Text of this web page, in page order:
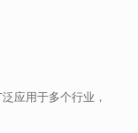
应用于多个行业，